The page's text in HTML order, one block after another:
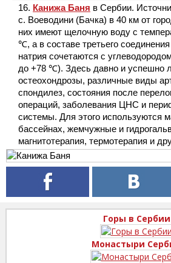
Канижа Баня в Сербии.
с. Воеводини (Бачка) в 40 км от
них имеют щелочную воду с
℃, а в составе третьего
натрия сочетаются с
до +78 ℃). Здесь давно и успешно
остеохондрозы, различные виды
спондилез, состояния после
операций, заболевания ЦНС и
системы. Для этого используются
бассейнах, жемчужные и
магнитотерапия, термотерапия и
Горы в Сербии
Монастыри